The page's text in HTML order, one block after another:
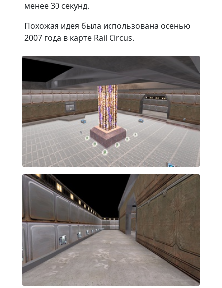
менее 30 секунд.
Похожая идея была использована осенью
2007 года в карте Rail Circus.